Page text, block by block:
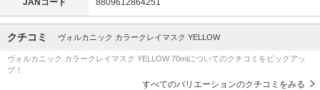
クチコミ ヴォルカニック カラークレイマスク YELLOW
ヴォルカニック カラークレイマスク YELLOW 70mlについてのクチコミをピックアッ
プ！
すべてのバリエーションのクチコミをみる